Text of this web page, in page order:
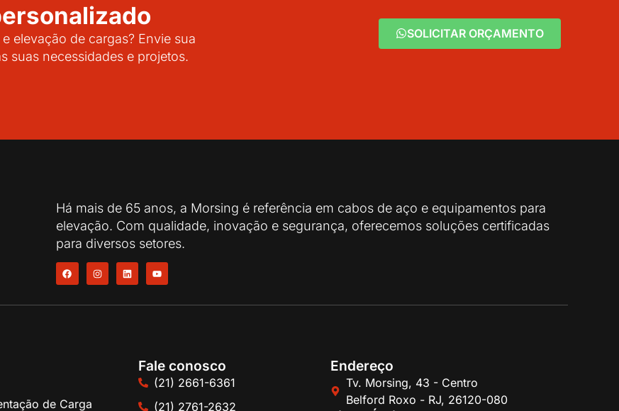
elevação de cargas? Envie sua
suas necessidades e projetos.
SOLICITAR ORÇAMENTO
Há mais de 65 anos, a Morsing é referência em cabos de aço e equipamentos para
elevação. Com qualidade, inovação e segurança, oferecemos soluções certificadas
para diversos setores.
de Carga
Fale conosco
(21) 2661-6361
(21) 2761-2632
Endereço
Tv. Morsing, 43 - Centro
Belford Roxo - RJ, 26120-080